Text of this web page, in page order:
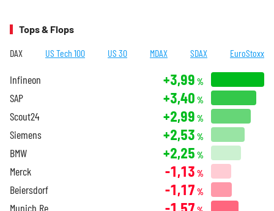
Tops & Flops
DAX US Tech 100 US 30 MDAX SDAX EuroStoxx
Infineon +3,99 %
SAP +3,40 %
Scout24 +2,99 %
Siemens +2,53 %
BMW +2,25 %
Merck -1,13 %
Beiersdorf -1,17 %
Munich Re